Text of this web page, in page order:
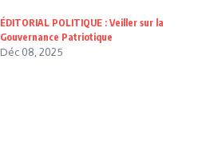
ÉDITORIAL POLITIQUE : Veiller sur la
Gouvernance Patriotique
Déc 08, 2025